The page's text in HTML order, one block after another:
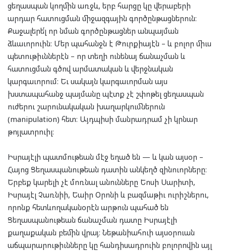
ցեղասպան կողմին առջև, երբ հարցը կը վերաբերի
արդար հատուցման միջազգային գործընթացներուն։
Քաջալերե՛լ որ նման գործընթացներ անպայման
ձևաւորուին։ Մեր պահանջն է Թուրքիայէն – և բոլոր միւս
պետութիւններէն – որ տեղի ունենայ ճանաչման և
հատուցման գծով արմատական և վերջնական
կարգաւորում։ Եւ սակայն կարգաւորման այս
խստապահանջ պայմանը պէտք չէ շփոթել ցեղասպան
ուժերու շարունակական խաղարկումներուն
(manipulation) հետ։ Այդպիսի մանրադրամ չի կրնար
թոյլատրուիլ։
Իսրայէլի պատմութեան մէջ եղած են — և կան այսօր –
Հայոց Ցեղասպանութեան դատին անկեղծ զինուորները։
Երբեք կարելի չէ մոռնալ անունները Եոսի Սարիտի,
Իսրայէլ Չառնիի, Եաիր Օրոնի և բազմաթիւ ուրիշներու,
որոնք հետևողականօրէն արթուն պահած են
Ցեղասպանութեան ճանաչման դատը Իսրայէլի
քաղաքական բեմին վրայ։ Նեթանիահուի այսօրուան
աճպարարութիւնները կը հանդիսադրուին բոլորովին այլ